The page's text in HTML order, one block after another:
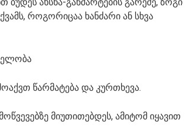
როგორიცაა ხანძარი ან სხვა
წარმატება და კურთხევა.
მიუთითებდეს, ამიტომ იყავით